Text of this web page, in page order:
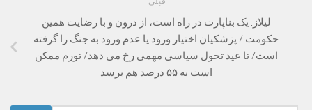
لیلاز: یک بناپارت در راه است، از درون و با رضایت همین
حکومت / پزشکیان اختیار ورود یا عدم ورود به جنگ را گرفته
است/ تا عید تحول سیاسی مهمی رخ می دهد/ تورم ممکن
است به ۵۵ درصد هم برسد